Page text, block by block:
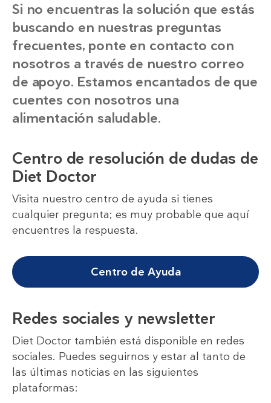
Si no encuentras la solución que estás
buscando en nuestras preguntas
frecuentes, ponte en contacto con
nosotros a través de nuestro correo
de apoyo. Estamos encantados de que
cuentes con nosotros una
alimentación saludable.
Centro de resolución de dudas de
Diet Doctor
Visita nuestro centro de ayuda si tienes
cualquier pregunta; es muy probable que aquí
encuentres la respuesta.
Centro de Ayuda
Redes sociales y newsletter
Diet Doctor también está disponible en redes
sociales. Puedes seguirnos y estar al tanto de
las últimas noticias en las siguientes
plataformas: